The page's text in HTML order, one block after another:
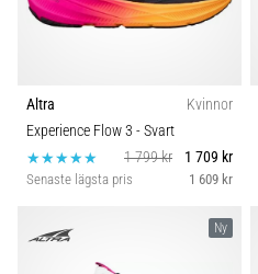
Altra
Kvinnor
Experience Flow 3 - Svart
1 799 kr
1 709 kr
Senaste lägsta pris 1 609 kr
Ny